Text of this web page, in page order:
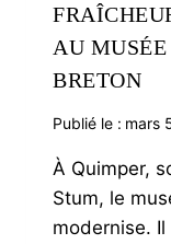
AU
BRETON
Publié le : mars
À Quimper,
Stum, le
modernise. Il